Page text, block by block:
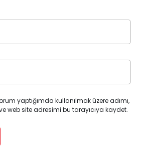
yaptığımda kullanılmak üzere adımı,
web site adresimi bu tarayıcıya kaydet.